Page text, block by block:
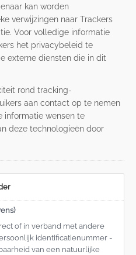
kan worden
verwijzingen naar Trackers
Voor volledige informatie
het privacybeleid te
externe diensten die in dit
rond tracking-
aan contact op te nemen
informatie wensen te
deze technologieën door
of in verband met andere
identificatienummer -
van een natuurlijke